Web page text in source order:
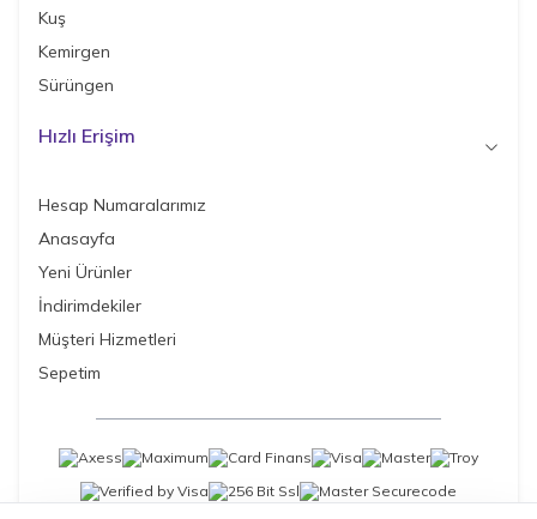
Kuş
Kemirgen
Sürüngen
Hızlı Erişim
Hesap Numaralarımız
Anasayfa
Yeni Ürünler
İndirimdekiler
Müşteri Hizmetleri
Sepetim